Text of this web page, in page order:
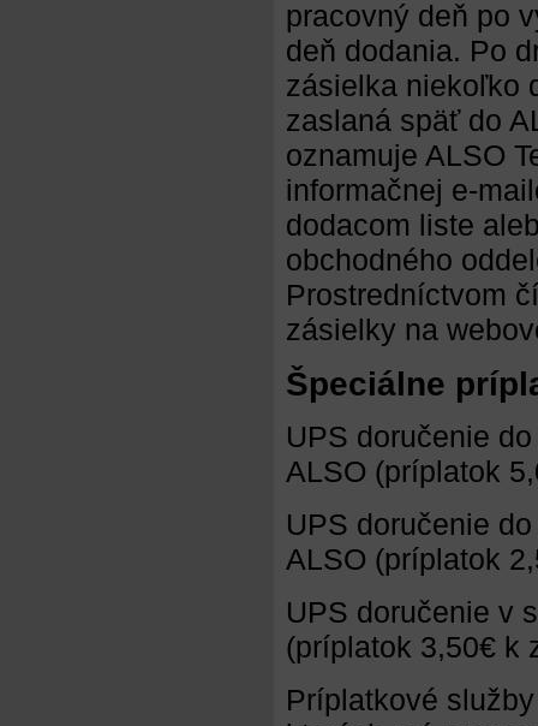
pracovný deň po
deň dodania. Po
zásielka niekoľko
zaslaná späť do
oznamuje ALSO
informačnej e-
dodacom liste
obchodného
Prostredníctvom
zásielky na
Špeciálne
UPS doručenie
ALSO (príplatok
UPS doručenie
ALSO (príplatok
UPS doručenie v
(príplatok 3,50€ k
Príplatkové